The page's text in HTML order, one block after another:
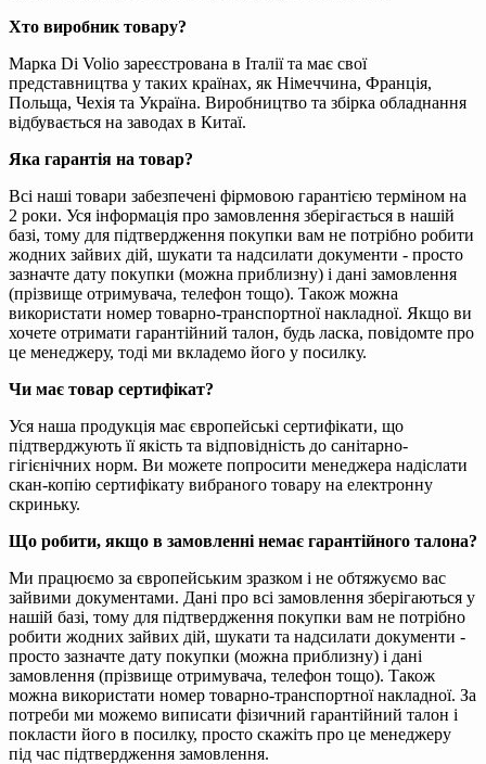
Хто виробник товару?
Марка Di Volio зареєстрована в Італії та має свої
представництва у таких країнах, як Німеччина, Франція,
Польща, Чехія та Україна. Виробництво та збірка обладнання
відбувається на заводах в Китаї.
Яка гарантія на товар?
Всі наші товари забезпечені фірмовою гарантією терміном на
2 роки. Уся інформація про замовлення зберігається в нашій
базі, тому для підтвердження покупки вам не потрібно робити
жодних зайвих дій, шукати та надсилати документи - просто
зазначте дату покупки (можна приблизну) і дані замовлення
(прізвище отримувача, телефон тощо). Також можна
використати номер товарно-транспортної накладної. Якщо ви
хочете отримати гарантійний талон, будь ласка, повідомте про
це менеджеру, тоді ми вкладемо його у посилку.
Чи має товар сертифікат?
Уся наша продукція має європейські сертифікати, що
підтверджують її якість та відповідність до санітарно-
гігієнічних норм. Ви можете попросити менеджера надіслати
скан-копію сертифікату вибраного товару на електронну
скриньку.
Що робити, якщо в замовленні немає гарантійного талона?
Ми працюємо за європейським зразком і не обтяжуємо вас
зайвими документами. Дані про всі замовлення зберігаються у
нашій базі, тому для підтвердження покупки вам не потрібно
робити жодних зайвих дій, шукати та надсилати документи -
просто зазначте дату покупки (можна приблизну) і дані
замовлення (прізвище отримувача, телефон тощо). Також
можна використати номер товарно-транспортної накладної. За
потреби ми можемо виписати фізичний гарантійний талон і
покласти його в посилку, просто скажіть про це менеджеру
під час підтвердження замовлення.